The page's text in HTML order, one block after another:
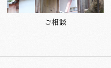
ご相談